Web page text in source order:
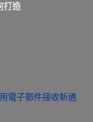
打造
電子郵件接收新通